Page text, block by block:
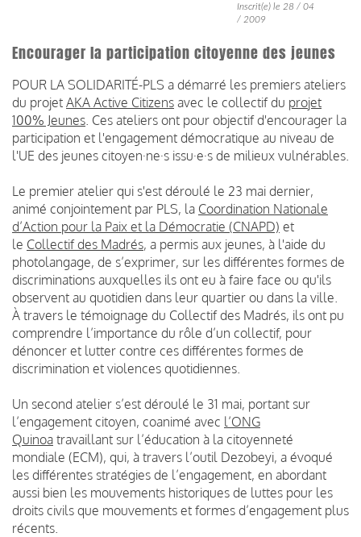
Inscrit(e) le 28 / 04
/ 2009
Encourager la participation citoyenne des jeunes
POUR LA SOLIDARITÉ-PLS a démarré les premiers ateliers
du projet AKA Active Citizens avec le collectif du projet
100% Jeunes . Ces ateliers ont pour objectif d'encourager la
participation et l'engagement démocratique au niveau de
l'UE des jeunes citoyen·ne·s issu·e·s de milieux vulnérables.
Le premier atelier qui s'est déroulé le 23 mai dernier,
animé conjointement par PLS, la Coordination Nationale
d’Action pour la Paix et la Démocratie (CNAPD) et
le Collectif des Madrés, a permis aux jeunes, à l'aide du
photolangage, de s’exprimer, sur les différentes formes de
discriminations auxquelles ils ont eu à faire face ou qu'ils
observent au quotidien dans leur quartier ou dans la ville.
À travers le témoignage du Collectif des Madrés, ils ont pu
comprendre l’importance du rôle d’un collectif, pour
dénoncer et lutter contre ces différentes formes de
discrimination et violences quotidiennes.
Un second atelier s’est déroulé le 31 mai, portant sur
l’engagement citoyen, coanimé avec l’ONG
Quinoa travaillant sur l’éducation à la citoyenneté
mondiale (ECM), qui, à travers l’outil Dezobeyi, a évoqué
les différentes stratégies de l’engagement, en abordant
aussi bien les mouvements historiques de luttes pour les
droits civils que mouvements et formes d’engagement plus
récents.